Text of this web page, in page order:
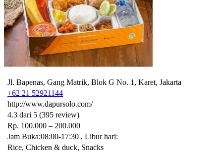
Jl. Bapenas, Gang Matrik, Blok G No. 1, Karet, Jakarta
+62 21 52921144
http://www.dapursolo.com/
4.3 dari 5 (395 review)
Rp. 100.000 – 200.000
Jam Buka:08:00-17:30 , Libur hari:
Rice, Chicken & duck, Snacks